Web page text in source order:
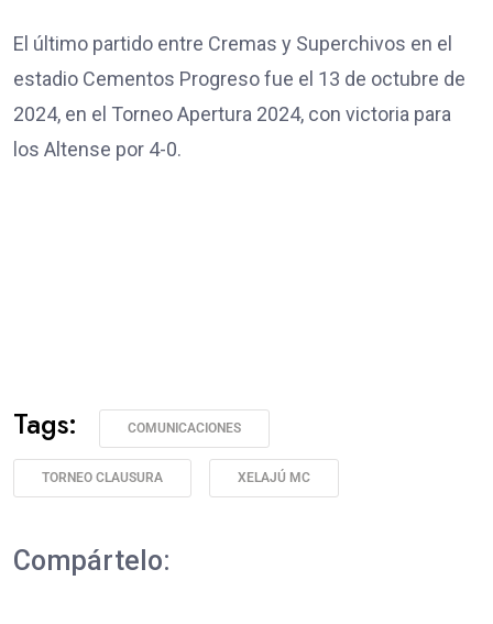
El último partido entre Cremas y Superchivos en el
estadio Cementos Progreso fue el 13 de octubre de
2024, en el Torneo Apertura 2024, con victoria para
los Altense por 4-0.
Tags: COMUNICACIONES
TORNEO CLAUSURA XELAJÚ MC
Compártelo: